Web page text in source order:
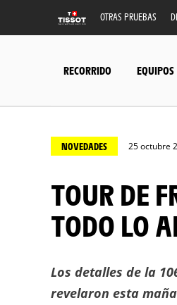
OTRAS PRUEBAS
RECORRIDO EQUIPOS
NOVEDADES 25 octubre
TOUR DE FRANCIA 2019: EL MAILLOT AMARILLO POR
TODO LO
Los detalles de la
revelaron esta